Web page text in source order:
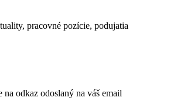
pracovné pozície, podujatia
odkaz odoslaný na váš email